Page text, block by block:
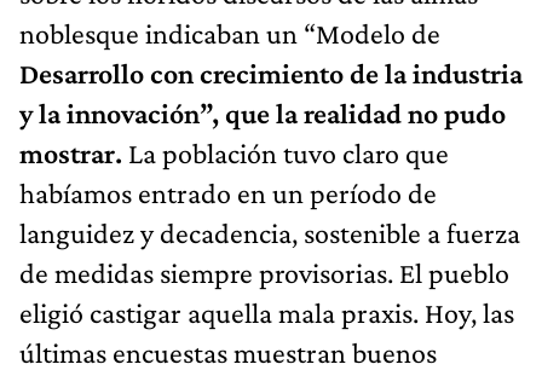
noblesque indicaban un “Modelo de
Desarrollo con crecimiento de la industria
y la innovación”, que la realidad no pudo
mostrar. La población tuvo claro que
habíamos entrado en un período de
languidez y decadencia, sostenible a fuerza
de medidas siempre provisorias. El pueblo
eligió castigar aquella mala praxis. Hoy, las
últimas encuestas muestran buenos